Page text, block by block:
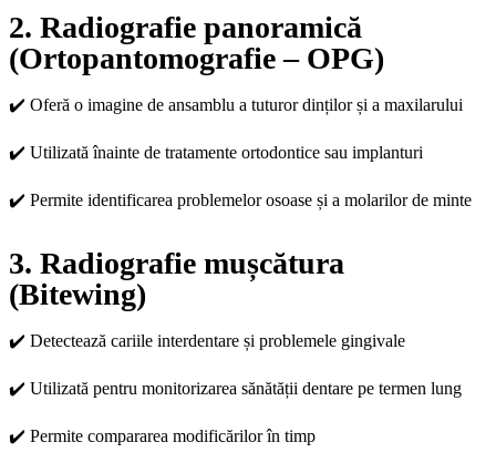
2. Radiografie panoramică
(Ortopantomografie – OPG)
✔️ Oferă o imagine de ansamblu a tuturor dinților și a maxilarului
✔️ Utilizată înainte de tratamente ortodontice sau implanturi
✔️ Permite identificarea problemelor osoase și a molarilor de minte
3. Radiografie mușcătura
(Bitewing)
✔️ Detectează cariile interdentare și problemele gingivale
✔️ Utilizată pentru monitorizarea sănătății dentare pe termen lung
✔️ Permite compararea modificărilor în timp